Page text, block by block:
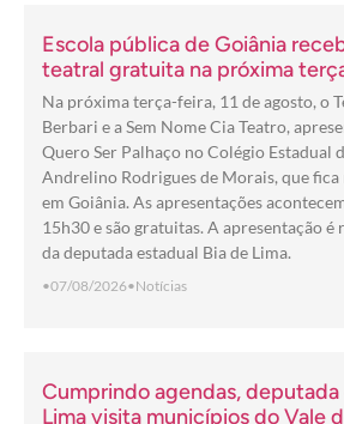
Escola pública de Goiânia
teatral gratuita na próxima
Na próxima terça-feira, 11 de agosto, o
Berbari e a Sem Nome Cia Teatro,
Quero Ser Palhaço no Colégio Estadual
Andrelino Rodrigues de Morais, que
em Goiânia. As apresentações
15h30 e são gratuitas. A apresentação é
da deputada estadual Bia de Lima.
•07/08/2026•Notícias
Cumprindo agendas, deputada
Lima visita municípios do Vale